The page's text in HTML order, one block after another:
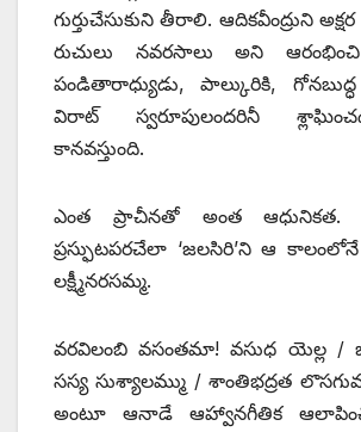
గుర్తుచేసుకుని తీరాలి. ఆదికవీంద్రుని
రుచులు నవరసాలు అని ఆరంభించి
పండితారాధ్యుడు, పాల్కురికి,
విరాట్‌ స్వరూపులందరినీ
కానవస్తుంది.
ఎంత ప్రాచీనతో అంత ఆధునికత.
ప్రస్ఫుటపరచేలా ‘జలసిరి’ని ఆ
లక్ష్మీనరసమ్మ.
వరవిలంబి వసంతమా! వసుధ యెల్ల /
సస్య సుశ్యాలమ్ము / శాంతిభద్రత
అంటూ ఆనాడే ఆహ్వానగీతిక